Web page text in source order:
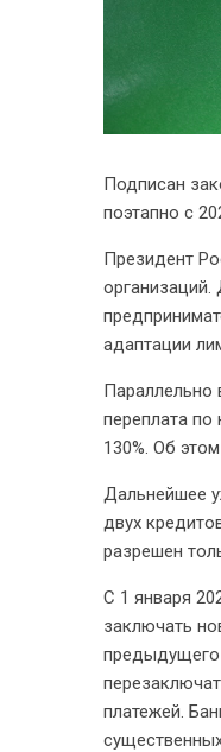
Подписан
поэтапно с
Президент
адаптации
Параллельно
переплата
130%. Об
Дальнейшее
двух
разрешен
С 1 января
заключать
предыдущего
платежей.